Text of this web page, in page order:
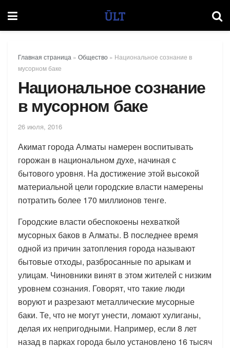
Главная страница » Общество » Национальное сознание в
мусорном баке
Национальное сознание
в мусорном баке
26 июля, 2016
Акимат города Алматы намерен воспитывать
горожан в национальном духе, начиная с
бытового уровня. На достижение этой высокой
материальной цели городские власти намерены
потратить более 170 миллионов тенге.
Городские власти обеспокоены нехваткой
мусорных баков в Алматы. В последнее время
одной из причин затопления города называют
бытовые отходы, разбросанные по арыкам и
улицам. Чиновники винят в этом жителей с низким
уровнем сознания. Говорят, что такие люди
воруют и разрезают металлические мусорные
баки. Те, что не могут унести, ломают хулиганы,
делая их непригодными. Например, если 8 лет
назад в парках города было установлено 16 тысяч